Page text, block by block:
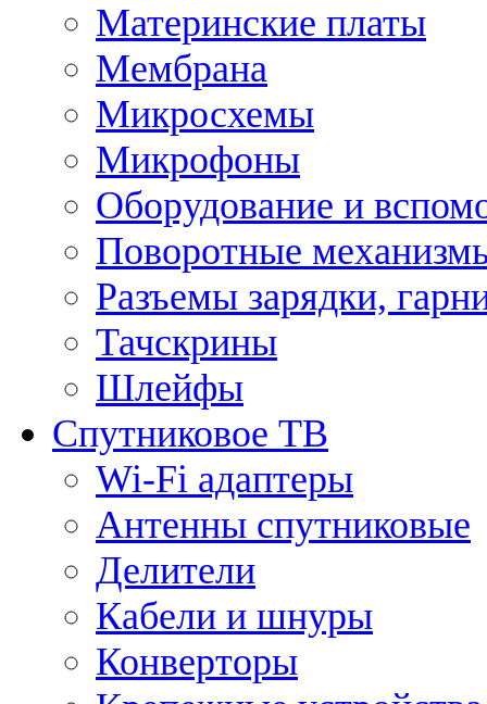
Материнские платы
Мембрана
Микросхемы
Микрофоны
Оборудование и
Поворотные
Разъемы зарядки,
Тачскрины
Шлейфы
Спутниковое ТВ
Wi-Fi адаптеры
Антенны спутниковые
Делители
Кабели и шнуры
Конверторы